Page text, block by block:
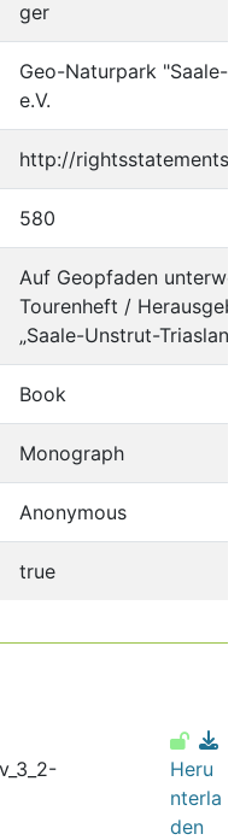
ger
Geo-Naturpark "Saale-
e.V.
http://
580
Auf Geopfaden
Tourenheft /
„Saale-Unstrut-
Book
Monograph
Anonymous
true
Heru
nterla
den